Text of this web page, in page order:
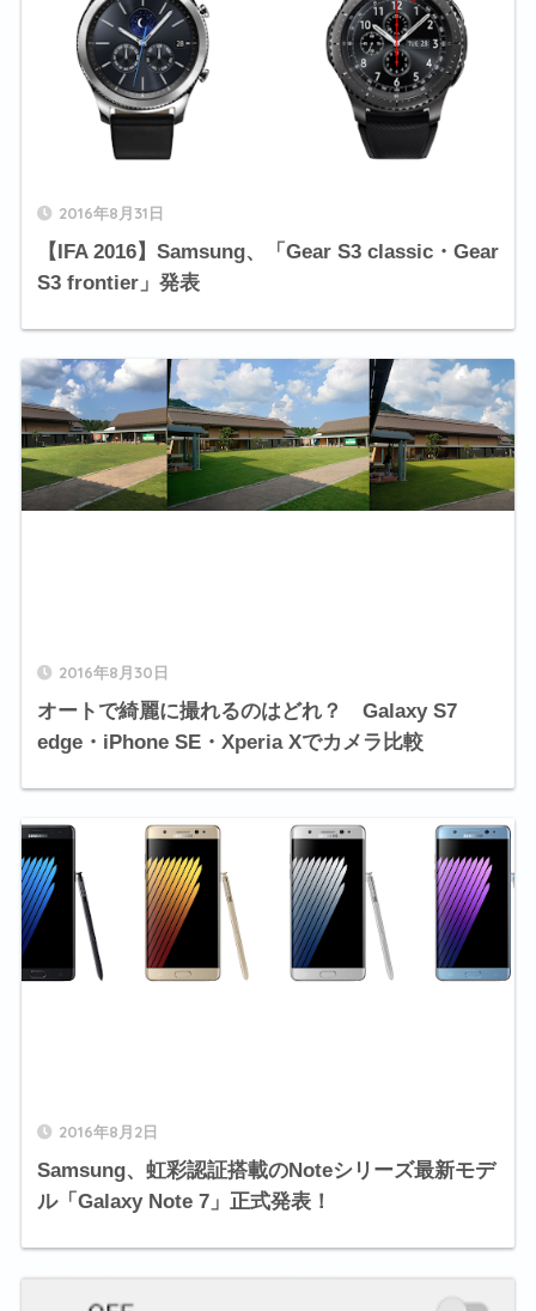
2016年8月31日
【IFA 2016】Samsung、「Gear S3 classic・Gear
S3 frontier」発表
2016年8月30日
オートで綺麗に撮れるのはどれ？ Galaxy S7
edge・iPhone SE・Xperia Xでカメラ比較
2016年8月2日
Samsung、虹彩認証搭載のNoteシリーズ最新モデ
ル「Galaxy Note 7」正式発表！